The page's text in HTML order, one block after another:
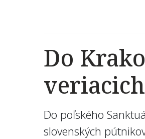
Do
Do poľského
slovenských